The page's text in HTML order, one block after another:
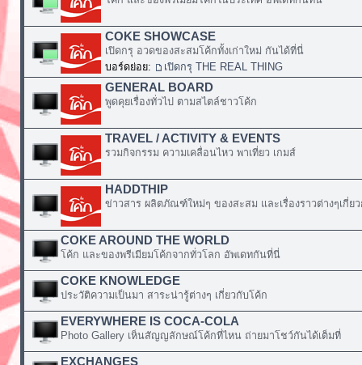
COKE SHOWCASE
เปิดกรุ อวดของสะสมโค้กทั้งเก่าใหม่ กันได้ที่นี่
บอร์ดย่อย:
เปิดกรุ THE REAL THING
GENERAL BOARD
พูดคุยเรื่องทั่วไป ตามสไตล์ชาวโค้ก
TRAVEL / ACTIVITY & EVENTS
รวมกิจกรรม ความเคลื่อนไหว พาเที่ยว เกมส์
HADDTHIP
ข่าวสาร ผลิตภัณฑ์ใหม่ๆ ของสะสม และเรื่องราวต่างๆเกี่ย
COKE AROUND THE WORLD
โค้ก และของพรีเมียมโค้กจากทั่วโลก อัพเดทกันที่นี่
COKE KNOWLEDGE
ประวัติความเป็นมา สาระน่ารู้ต่างๆ เกี่ยวกับโค้ก
EVERYWHERE IS COCA-COLA
Photo Gallery เห็นสัญญลักษณ์โค้กที่ไหน ถ่ายมาโชว์กันได้เต็มที่
EXCHANGES